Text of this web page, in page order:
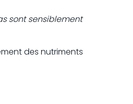
sont sensiblement
des nutriments